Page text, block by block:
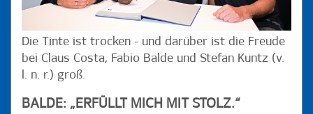
Die Tinte ist trocken - und darüber ist die Freude
bei Claus Costa, Fabio Balde und Stefan Kuntz (v.
l. n. r.) groß.
BALDE: „ERFÜLLT MICH MIT STOLZ.“